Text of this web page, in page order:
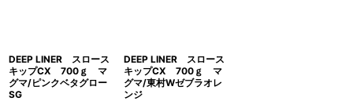
DEEP LINER スロース
キップCX 700ｇ マ
グマ/ピンクベタグロー
SG
DEEP LINER スロース
キップCX 700ｇ マ
グマ/東村Wゼブラオレ
ンジ